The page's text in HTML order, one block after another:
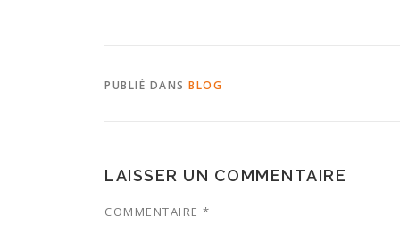
PUBLIÉ DANS BLOG
LAISSER UN COMMENTAIRE
COMMENTAIRE *